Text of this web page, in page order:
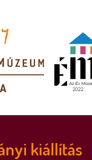
kiállítás